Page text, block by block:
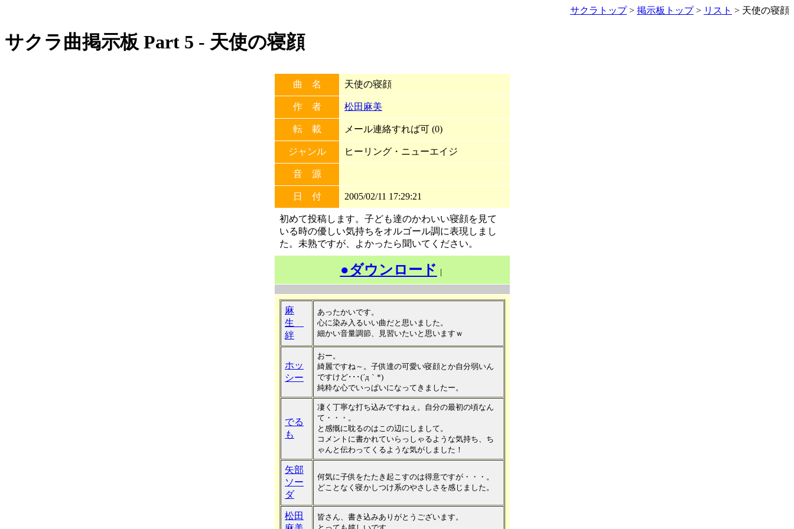
サクラトップ> 掲示板トップ> リスト > 天使の寝顔
サクラ曲掲示板 Part 5 - 天使の寝顔
曲 名 天使の寝顔
作 者 松田麻美
転 載 メール連絡すれば可 (0)
ジャンル ヒーリング・ニューエイジ
音 源
日 付 2005/02/11 17:29:21
初めて投稿します。子ども達のかわいい寝顔を見て
いる時の優しい気持ちをオルゴール調に表現しまし
た。未熟ですが、よかったら聞いてください。
●ダウンロード ｜
麻
生
絆
あったかいです。
心に染み入るいい曲だと思いました。
細かい音量調節、見習いたいと思いますｗ
ホッ
シー
おー。
綺麗ですね～。子供達の可愛い寝顔とか自分弱いん
ですけど･･･(´д｀*)
純粋な心でいっぱいになってきましたー。
でる
も
凄く丁寧な打ち込みですねぇ。自分の最初の頃なん
て・・・。
と感慨に耽るのはこの辺にしまして。
コメントに書かれていらっしゃるような気持ち、ち
ゃんと伝わってくるような気がしました！
矢部
ソー
ダ
何気に子供をたたき起こすのは得意ですが・・・。
どことなく寝かしつけ系のやさしさを感じました。
松田
皆さん、書き込みありがとうございます。